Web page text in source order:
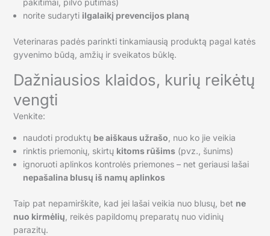
pakitimai, pilvo pūtimas)
norite sudaryti ilgalaikį prevencijos planą
Veterinaras padės parinkti tinkamiausią produktą pagal katės
gyvenimo būdą, amžių ir sveikatos būklę.
Dažniausios klaidos, kurių reikėtų
vengti
Venkite:
naudoti produktų be aiškaus užrašo, nuo ko jie veikia
rinktis priemonių, skirtų kitoms rūšims(pvz., šunims)
ignoruoti aplinkos kontrolės priemones – net geriausi lašai
nepašalina blusų iš namų aplinkos
Taip pat nepamirškite, kad jei lašai veikia nuo blusų, bet ne
nuo kirmėlių, reikės papildomų preparatų nuo vidinių
parazitų.